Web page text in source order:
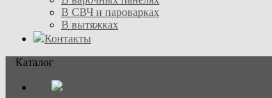
В СВЧ и пароварках
В вытяжках
Контакты
Каталог